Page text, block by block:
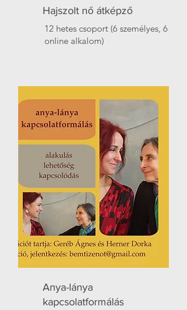
Hajszolt nő átképző
12 hetes csoport (6 személyes, 6
online alkalom)
Anya-lánya
kapcsolatformálás